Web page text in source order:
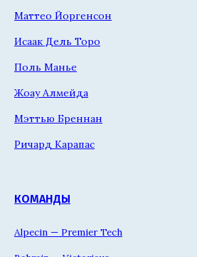
Маттео Йоргенсон
Исаак Дель Торо
Поль Манье
Жоау Алмейда
Мэттью Бреннан
Ричард Карапас
КОМАНДЫ
Alpecin — Premier Tech